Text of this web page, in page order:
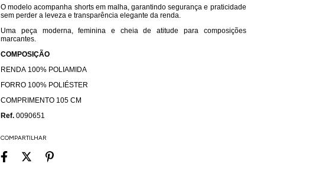
O modelo acompanha shorts em malha, garantindo segurança e praticidade
sem perder a leveza e transparência elegante da renda.
Uma peça moderna, feminina e cheia de atitude para composições
marcantes.
COMPOSIÇÃO
RENDA 100% POLIAMIDA
FORRO 100% POLIÉSTER
COMPRIMENTO 105 CM
Ref. 0090651
COMPARTILHAR